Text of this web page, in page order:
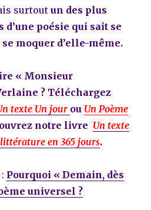
surtoutun des plus
poésie qui sait se
moquer d’elle-même.
« Monsieur
? Téléchargez
texte Un jour ou Un Poème
notre livre Un texte
en 365 jours.
Pourquoi « Demain, dès
universel ?